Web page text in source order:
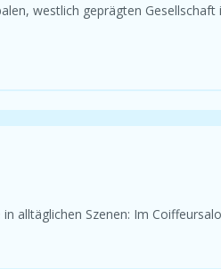
westlich geprägten
alltäglichen Szenen: Im